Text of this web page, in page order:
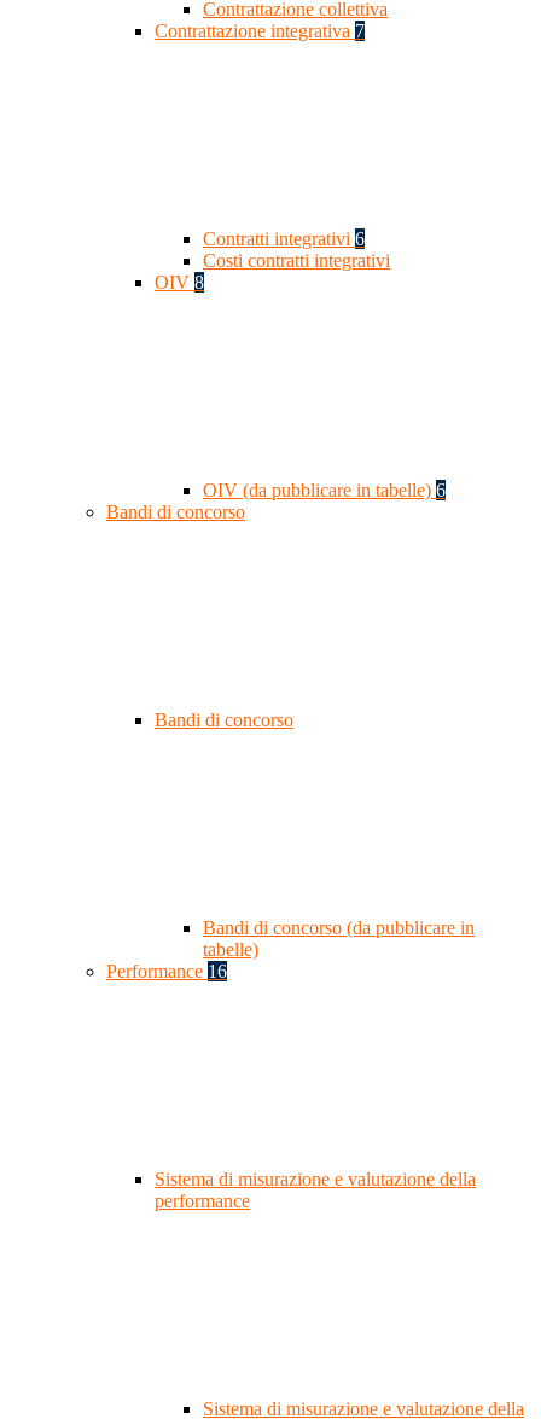
Contrattazione collettiva
Contrattazione integrativa 7
Contratti integrativi 6
Costi contratti integrativi
OIV 8
OIV (da pubblicare in tabelle) 6
Bandi di concorso
Bandi di concorso
Bandi di concorso (da pubblicare in
tabelle)
Performance 16
Sistema di misurazione e valutazione della
performance
Sistema di misurazione e valutazione della